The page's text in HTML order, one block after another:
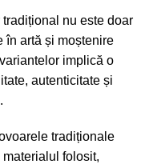
nu este doar
în artă și moștenire
implică o
autenticitate și
tradiționale
folosit,